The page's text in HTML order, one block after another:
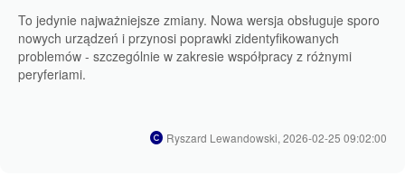
To jedynie najważniejsze zmiany. Nowa wersja obsługuje sporo
nowych urządzeń i przynosi poprawki zidentyfikowanych
problemów - szczególnie w zakresie współpracy z różnymi
peryferiami.
Ryszard Lewandowski, 2026-02-25 09:02:00